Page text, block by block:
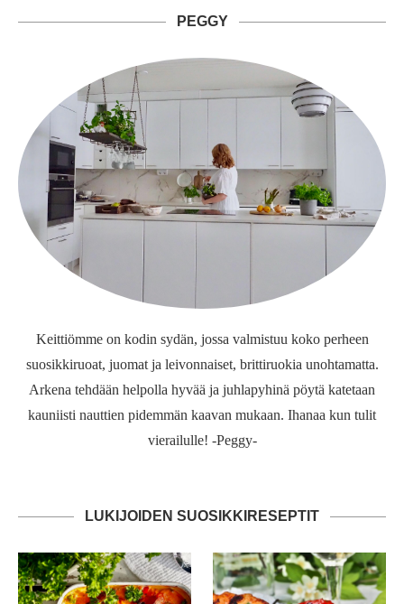
PEGGY
Keittiömme on kodin sydän, jossa valmistuu koko perheen
suosikkiruoat, juomat ja leivonnaiset, brittiruokia unohtamatta.
Arkena tehdään helpolla hyvää ja juhlapyhinä pöytä katetaan
kauniisti nauttien pidemmän kaavan mukaan. Ihanaa kun tulit
vierailulle! -Peggy-
LUKIJOIDEN SUOSIKKIRESEPTIT